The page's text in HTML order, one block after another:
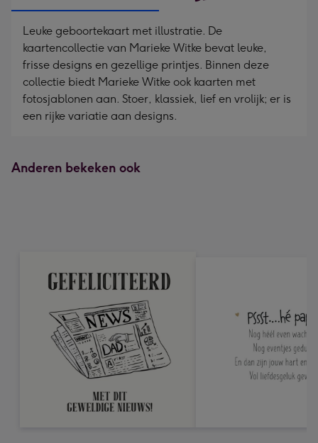
Leuke geboortekaart met illustratie. De
kaartencollectie van Marieke Witke bevat leuke,
frisse designs en gezellige printjes. Binnen deze
collectie biedt Marieke Witke ook kaarten met
fotosjablonen aan. Stoer, klassiek, lief en vrolijk; er is
een rijke variatie aan designs.
Anderen bekeken ook